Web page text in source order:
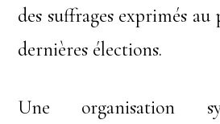
des suffrages exprimés
dernières élections.
Une organisation